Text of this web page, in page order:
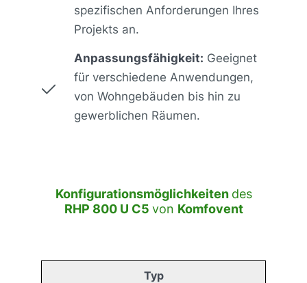
spezifischen Anforderungen Ihres
Projekts an.
Anpassungsfähigkeit: Geeignet
für verschiedene Anwendungen,
von Wohngebäuden bis hin zu
gewerblichen Räumen.
Konfigurationsmöglichkeiten des
RHP 800 U C5 von Komfovent
Typ